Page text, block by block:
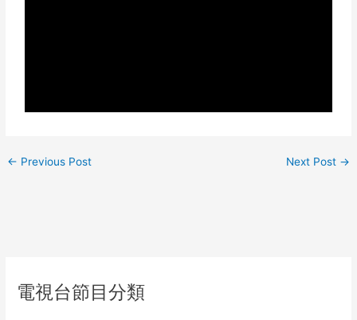
← Previous Post Next Post →
電視台節目分類